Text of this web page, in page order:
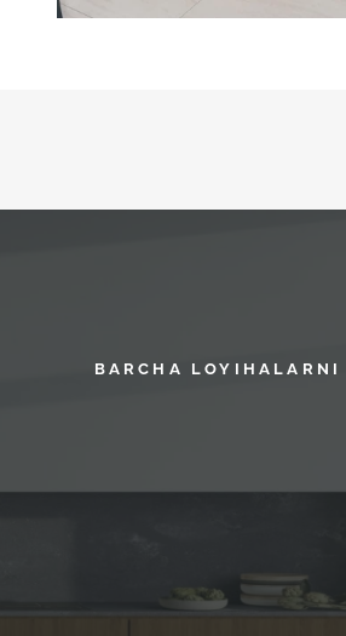
BARCHA LOYIHALARNI